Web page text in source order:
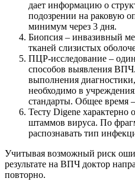
дает информацию о
подозрении на раковую
минимум через 3 дня.
Биопсия – инвазивный
тканей слизистых
ПЦР-исследование –
способов выявления ВПЧ.
выполнения
необходимо в
стандарты. Общее время
Тесту Digene характерно
штаммов вируса. По
распознавать тип
Учитывая возможный риск
результате на ВПЧ доктор
повторно.